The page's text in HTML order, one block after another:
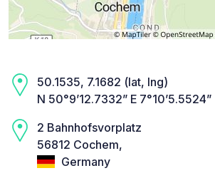
50.1535, 7.1682 (lat, lng)
N 50°9’12.7332” E 7°10’5.5524”
2 Bahnhofsvorplatz
56812 Cochem,
Germany